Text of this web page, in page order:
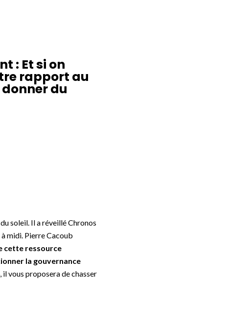
: Et si on
rapport au
du
soleil. Il a réveillé Chronos
midi. Pierre Cacoub
cette ressource
la gouvernance
vous proposera de chasser